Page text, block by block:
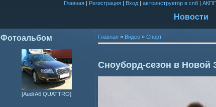
Главная| Регистрация| Вход| автоинструктор в спб|
Новости
Фотоальбом
[Audi A6 QUATTRO]
Главная » Видео » Спорт
Сноуборд-сезон в Новой